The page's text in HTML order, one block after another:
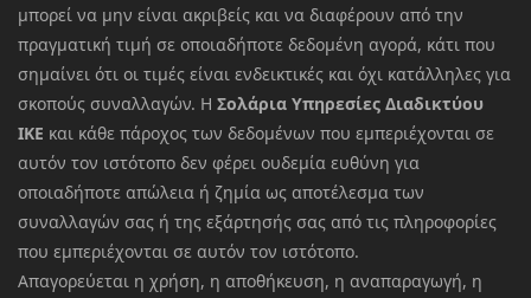
μπορεί να μην είναι ακριβείς και να διαφέρουν από την
πραγματική τιμή σε οποιαδήποτε δεδομένη αγορά, κάτι που
σημαίνει ότι οι τιμές είναι ενδεικτικές και όχι κατάλληλες για
σκοπούς συναλλαγών. Η Σολάρια Υπηρεσίες Διαδικτύου
ΙΚΕ και κάθε πάροχος των δεδομένων που εμπεριέχονται σε
αυτόν τον ιστότοπο δεν φέρει ουδεμία ευθύνη για
οποιαδήποτε απώλεια ή ζημία ως αποτέλεσμα των
συναλλαγών σας ή της εξάρτησής σας από τις πληροφορίες
που εμπεριέχονται σε αυτόν τον ιστότοπο.
Απαγορεύεται η χρήση, η αποθήκευση, η αναπαραγωγή, η